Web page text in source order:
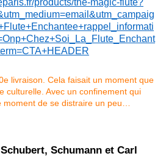
products/the-magic-flute?
Schumann et Carl